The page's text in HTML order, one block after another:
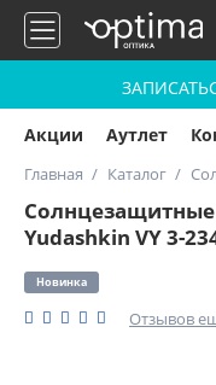
Акции Аутлет
Главная Каталог
Yudashkin VY 3-
Новинка
Отзывов